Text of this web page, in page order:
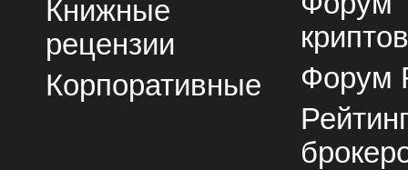
Книжные
рецензии
Корпоративные
Форум